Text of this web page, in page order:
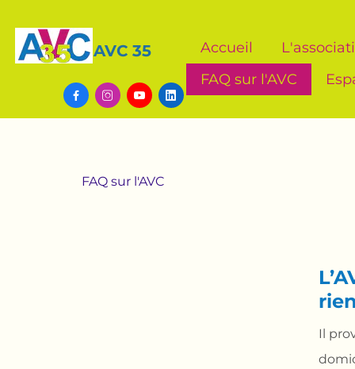
Accueil
FAQ sur l'AVC
AVC 35
   
FAQ sur l'AVC
Il